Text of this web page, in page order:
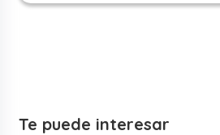
Te puede interesar